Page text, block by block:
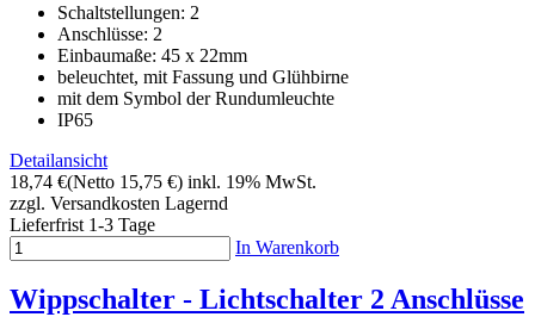
Schaltstellungen: 2
Anschlüsse: 2
Einbaumaße: 45 x 22mm
beleuchtet, mit Fassung und Glühbirne
mit dem Symbol der Rundumleuchte
IP65
Detailansicht
18,74 €(Netto 15,75 €) inkl. 19% MwSt.
zzgl. Versandkosten Lagernd
Lieferfrist 1-3 Tage
In Warenkorb
Wippschalter - Lichtschalter 2 Anschlüsse